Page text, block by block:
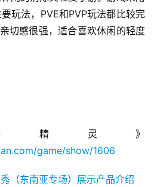
玩法，PVE和PVP玩法都比较完
切感很强，适合喜欢休闲的轻度
精灵》
game/show/1606